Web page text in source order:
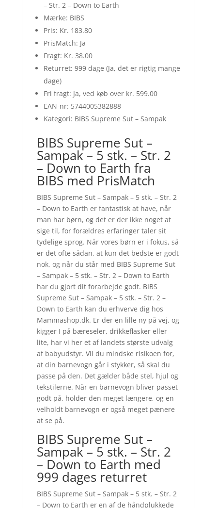
– Str. 2 – Down to Earth
Mærke: BIBS
Pris: Kr. 183.80
PrisMatch: Ja
Fragt: Kr. 38.00
Returret: 999 dage (Ja, det er rigtig mange
dage)
Fri fragt: Ja, ved køb over kr. 599.00
EAN-nr: 5744005382888
Kategori: BIBS Supreme Sut – Sampak
BIBS Supreme Sut –
Sampak – 5 stk. – Str. 2
– Down to Earth fra
BIBS med PrisMatch
BIBS Supreme Sut – Sampak – 5 stk. – Str. 2
– Down to Earth er fantastisk at have, når
man har børn, og det er der ikke noget at
sige til, for forældres erfaringer taler sit
tydelige sprog. Når vores børn er i fokus, så
er det ofte sådan, at kun det bedste er godt
nok, og når du står med BIBS Supreme Sut
– Sampak – 5 stk. – Str. 2 – Down to Earth
har du gjort dit forarbejde godt. BIBS
Supreme Sut – Sampak – 5 stk. – Str. 2 –
Down to Earth kan du erhverve dig hos
Mammashop.dk. Er der en lille ny på vej, og
kigger I på bæreseler, drikkeflasker eller
lite, har vi her et af landets største udvalg
af babyudstyr. Vil du mindske risikoen for,
at din barnevogn går i stykker, så skal du
passe på den. Det gælder både stel, hjul og
tekstilerne. Når en barnevogn bliver passet
godt på, holder den meget længere, og en
velholdt barnevogn er også meget pænere
at se på.
BIBS Supreme Sut –
Sampak – 5 stk. – Str. 2
– Down to Earth med
999 dages returret
BIBS Supreme Sut – Sampak – 5 stk. – Str. 2
– Down to Earth er en af de håndplukkede